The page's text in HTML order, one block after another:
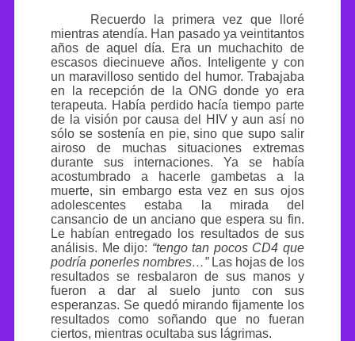
Recuerdo la primera vez que lloré
mientras atendía. Han pasado ya veintitantos
años de aquel día. Era un muchachito de
escasos diecinueve años. Inteligente y con
un maravilloso sentido del humor. Trabajaba
en la recepción de la ONG donde yo era
terapeuta. Había perdido hacía tiempo parte
de la visión por causa del HIV y aun así no
sólo se sostenía en pie, sino que supo salir
airoso de muchas situaciones extremas
durante sus internaciones. Ya se había
acostumbrado a hacerle gambetas a la
muerte, sin embargo esta vez en sus ojos
adolescentes estaba la mirada del
cansancio de un anciano que espera su fin.
Le habían entregado los resultados de sus
análisis. Me dijo: “tengo tan pocos CD4 que
podría ponerles nombres…” Las hojas de los
resultados se resbalaron de sus manos y
fueron a dar al suelo junto con sus
esperanzas. Se quedó mirando fijamente los
resultados como soñando que no fueran
ciertos, mientras ocultaba sus lágrimas.